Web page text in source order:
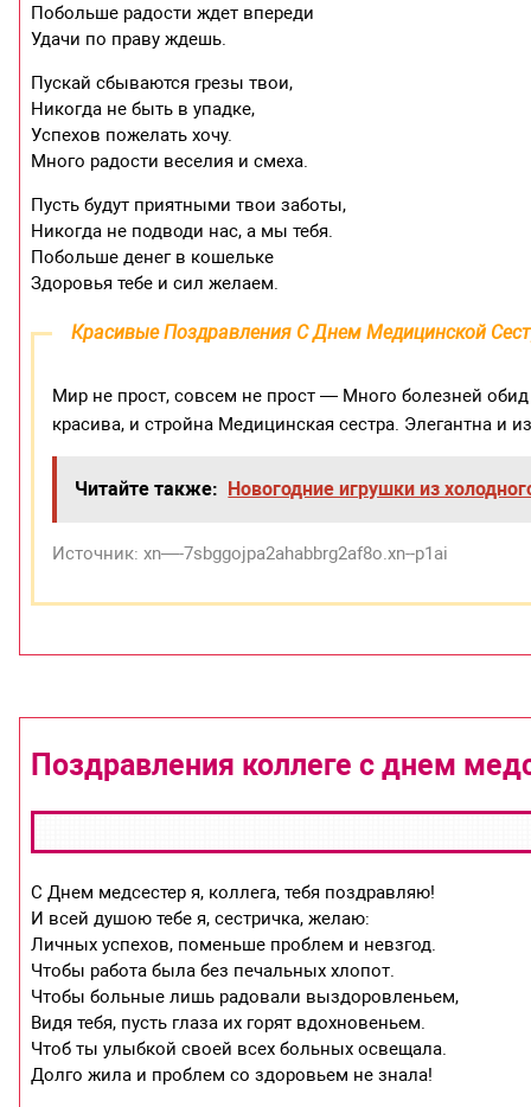
Побольше радости ждет впереди
Удачи по праву ждешь.
Пускай сбываются грезы твои,
Никогда не быть в упадке,
Успехов пожелать хочу.
Много радости веселия и смеха.
Пусть будут приятными твои заботы,
Никогда не подводи нас, а мы тебя.
Побольше денег в кошельке
Здоровья тебе и сил желаем.
Красивые Поздравления С Днем Медицинской
Мир не прост, совсем не прост — Много болезней
красива, и стройна Медицинская сестра. Элегантна и
Читайте также: Новогодние игрушки из
Источник: xn—-7sbggojpa2ahabbrg2af8o.xn--p1ai
Поздравления коллеге с днем
С Днем медсестер я, коллега, тебя поздравляю!
И всей душою тебе я, сестричка, желаю:
Личных успехов, поменьше проблем и невзгод.
Чтобы работа была без печальных хлопот.
Чтобы больные лишь радовали выздоровленьем,
Видя тебя, пусть глаза их горят вдохновеньем.
Чтоб ты улыбкой своей всех больных освещала.
Долго жила и проблем со здоровьем не знала!